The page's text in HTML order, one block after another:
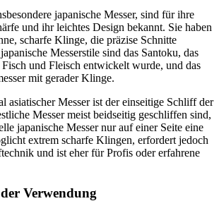
japanische Messer, sind für ihre
und ihr leichtes Design bekannt. Sie haben
scharfe Klinge, die präzise Schnitte
Messerstile sind das Santoku, das
und Fleisch entwickelt wurde, und das
mit gerader Klinge.
asiatischer Messer ist der einseitige Schliff der
Messer meist beidseitig geschliffen sind,
japanische Messer nur auf einer Seite eine
extrem scharfe Klingen, erfordert jedoch
und ist eher für Profis oder erfahrene
Verwendung